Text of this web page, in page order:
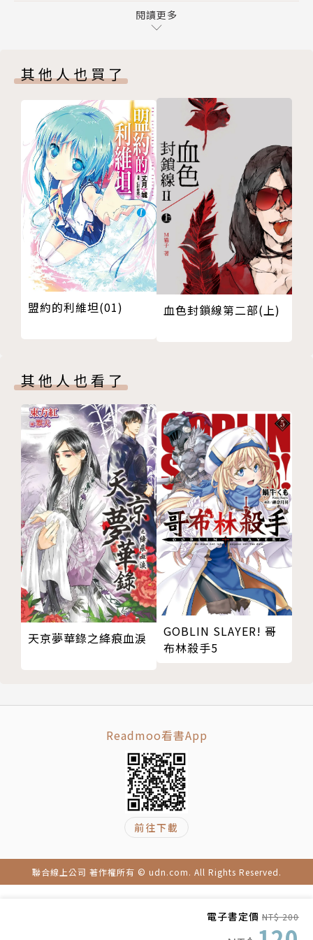
電子書定價 NT$ 200
戲劇性的青春小說，在此揭開序幕！
因為，「永遠」就跟身在冰冷黑暗中一樣。他希望擁有
春陽般暖意的她，待在自己身邊。
永恆的生命並不會使吸血鬼幸福。但要是承認這點，就
會逐漸墜入無限的孤獨中。
所以，他想作夢。
持續一個人站在無人能及的高處，實在太過寂寞。
他想作自己得到所愛之人、不再孤獨的夢－－
作者簡介
野村美月 Mizuki Nomura
故事，立志成為作家。以《赤城山桌球場的歌聲》在E
nterbrain出版社所舉辦的文學獎的小說組得到最優秀
獎。興趣是早睡、午睡、晚睡，以及所有跟睡覺有關的
事情。主要作品為人氣極高的《文學少女》系列、《月
兔公主》系列、《桌球場》系列、《天使的棒球》、
《Bad！Daddy》等等。
三章 ＋ 為了愛上吸血鬼的課程
六章 ＋ 甜蜜的練習
終章 ＋ 起源
春科理歌的憤懣～先別提這個了
後記
版權頁
閱讀更多
其他人也買了
盟約的利維坦(01) 血色封鎖線第二部(上)
其他人也看了
天京夢華錄之絳痕血淚
GOBLIN SLAYER! 哥
布林殺手5
Readmoo看書App
前往下載
聯合線上公司 著作權所有 © udn.com. All Rights Reserved.